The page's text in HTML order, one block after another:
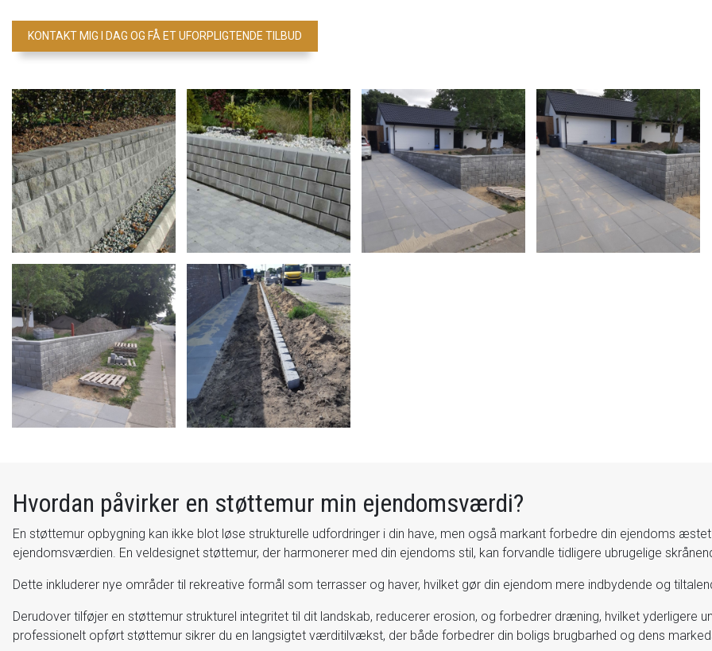
KONTAKT MIG I DAG OG FÅ ET UFORPLIGTENDE TILBUD
Hvordan påvirker en støttemur min ejendomsværdi?
En støttemur opbygning kan ikke blot løse strukturelle udfordringer i din have, men også markant forbedre din ejendoms
ejendomsværdien. En veldesignet støttemur, der harmonerer med din ejendoms stil, kan forvandle tidligere ubrugelige
Dette inkluderer nye områder til rekreative formål som terrasser og haver, hvilket gør din ejendom mere indbydende og
Derudover tilføjer en støttemur strukturel integritet til dit landskab, reducerer erosion, og forbedrer dræning, hvilket yderligere
professionelt opført støttemur sikrer du en langsigtet værditilvækst, der både forbedrer din boligs brugbarhed og dens